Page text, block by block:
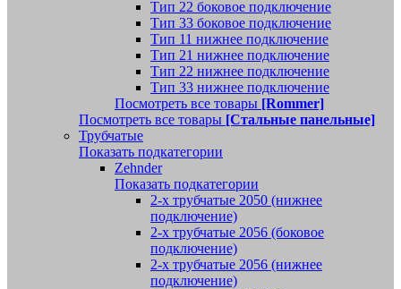
Тип 22 боковое подключение
Тип 33 боковое подключение
Тип 11 нижнее подключение
Тип 21 нижнее подключение
Тип 22 нижнее подключение
Тип 33 нижнее подключение
Посмотреть все товары [Rommer]
Посмотреть все товары [Стальные панельные]
Трубчатые
Показать подкатегории
Zehnder
Показать подкатегории
2-х трубчатые 2050 (нижнее
подключение)
2-х трубчатые 2056 (боковое
подключение)
2-х трубчатые 2056 (нижнее
подключение)